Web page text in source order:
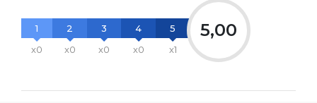
1
x0
2
x0
3
x0
4
x0
5
x1
5,00